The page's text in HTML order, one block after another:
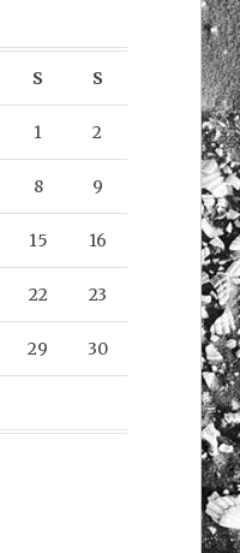
S S
1 2
8 9
15 16
22 23
29 30